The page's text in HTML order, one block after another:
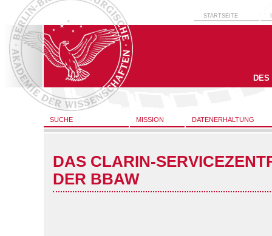
STARTSEITE
SUCHE MISSION DATENERHALTUNG
DAS CLARIN-
DER BBAW